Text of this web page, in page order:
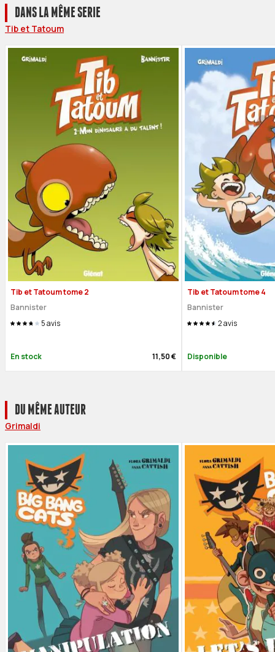
DANS LA MÊME SERIE
Tib et Tatoum
Tib et Tatoum tome 2
Bannister
5avis
En stock 11,50 €
Tib et Tatoum tome 4
Bannister
2avis
Disponible
DU MÊME AUTEUR
Grimaldi